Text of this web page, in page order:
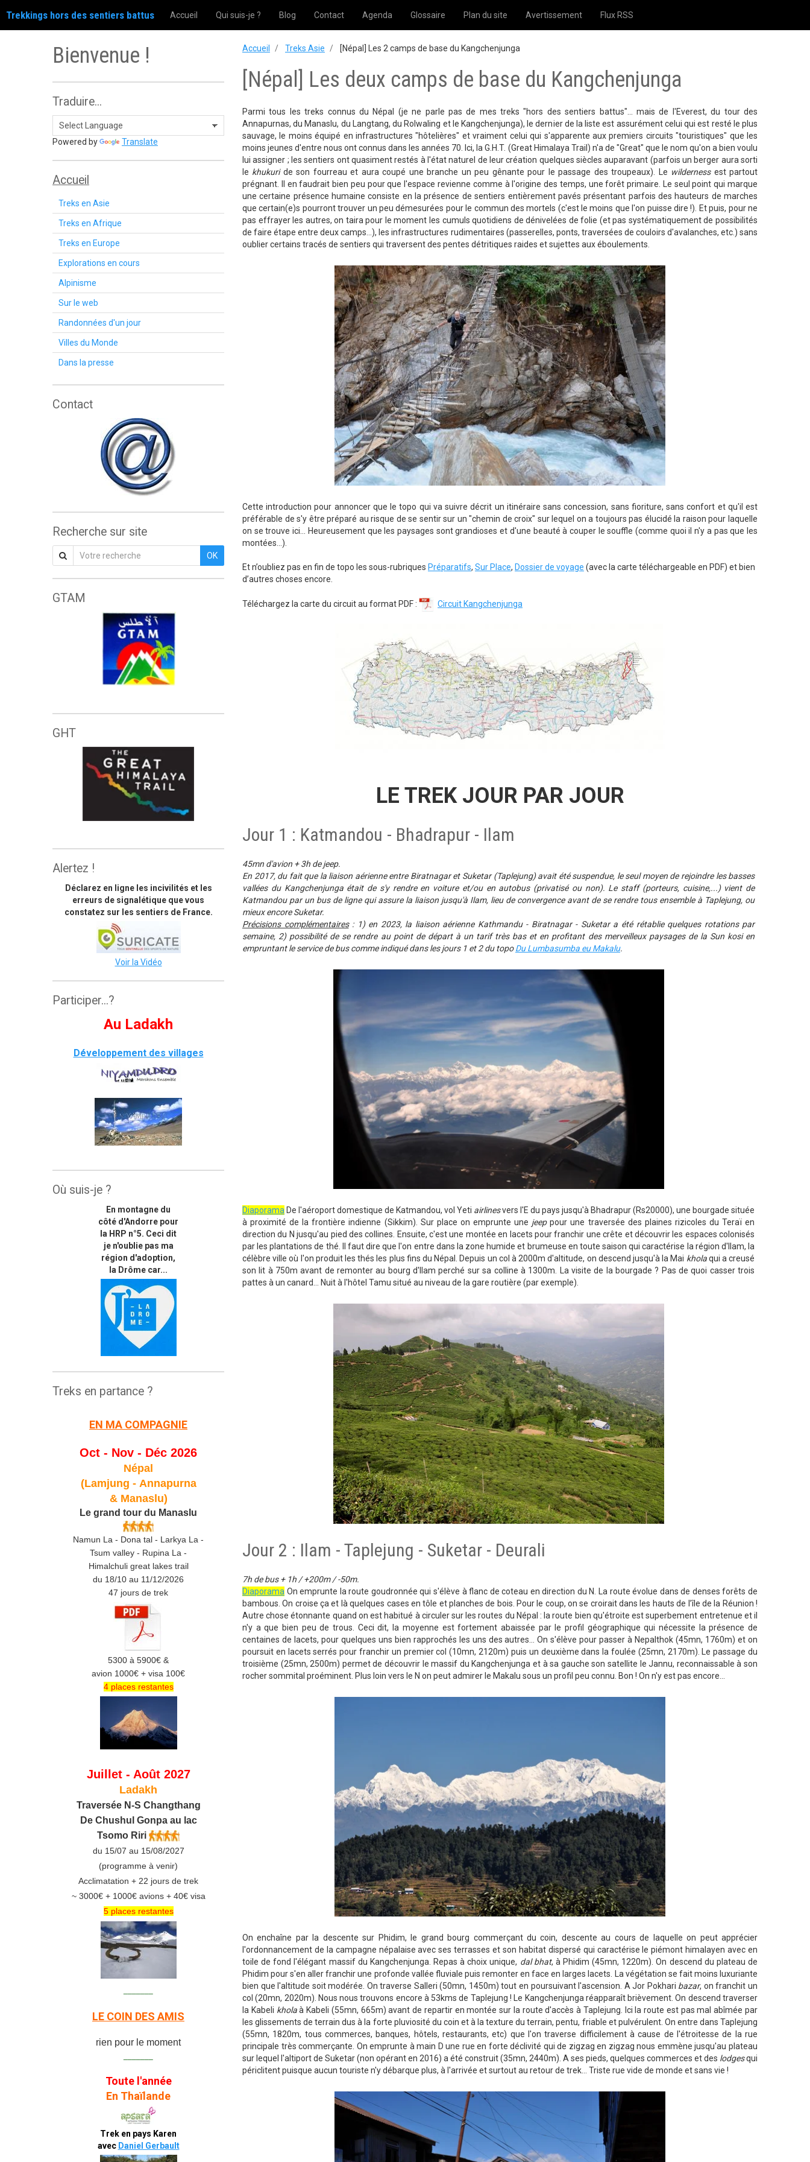
Trekkings hors des sentiers battus Accueil Qui suis-je ? Blog Contact Agenda Glossaire Plan du site Avertissement Flux RSS
Accueil Treks Asie [Népal] Les 2 camps de base du Kangchenjunga
[Népal] Les deux camps de base du Kangchenjunga
Parmi tous les treks connus du Népal (je ne parle pas de mes treks "hors des sentiers battus"... mais de l'Everest, du tour des
Annapurnas, du Manaslu, du Langtang, du Rolwaling et le Kangchenjunga), le dernier de la liste est assurément celui qui est resté le plus
sauvage, le moins équipé en infrastructures "hôtelières" et vraiment celui qui s'apparente aux premiers circuits "touristiques" que les
moins jeunes d'entre nous ont connus dans les années 70. Ici, la G.H.T. (Great Himalaya Trail) n'a de "Great" que le nom qu'on a bien voulu
lui assigner ; les sentiers ont quasiment restés à l'état naturel de leur création quelques siècles auparavant (parfois un berger aura sorti
le khukuride son fourreau et aura coupé une branche un peu gênante pour le passage des troupeaux). Le wildernessest partout
prégnant. Il en faudrait bien peu pour que l'espace revienne comme à l'origine des temps, une forêt primaire. Le seul point qui marque
une certaine présence humaine consiste en la présence de sentiers entièrement pavés présentant parfois des hauteurs de marches
que certain(e)s pourront trouver un peu démesurées pour le commun des mortels (c'est le moins que l'on puisse dire !). Et puis, pour ne
pas effrayer les autres, on taira pour le moment les cumuls quotidiens de dénivelées de folie (et pas systématiquement de possibilités
de faire étape entre deux camps...), les infrastructures rudimentaires (passerelles, ponts, traversées de couloirs d'avalanches, etc.) sans
oublier certains tracés de sentiers qui traversent des pentes détritiques raides et sujettes aux éboulements.
Cette introduction pour annoncer que le topo qui va suivre décrit un itinéraire sans concession, sans fioriture, sans confort et qu'il est
préférable de s'y être préparé au risque de se sentir sur un "chemin de croix" sur lequel on a toujours pas élucidé la raison pour laquelle
on se trouve ici... Heureusement que les paysages sont grandioses et d'une beauté à couper le souffle (comme quoi il n'y a pas que les
montées...).
Et n’oubliez pas en fin de topo les sous-rubriques Préparatifs, Sur Place, Dossier de voyage (avec la carte téléchargeable en PDF) et bien
d’autres choses encore.
Téléchargez la carte du circuit au format PDF : Circuit Kangchenjunga
LE TREK JOUR PAR JOUR
Jour 1 : Katmandou - Bhadrapur - Ilam
45mn d'avion + 3h de jeep.
En 2017, du fait que la liaison aérienne entre Biratnagar et Suketar (Taplejung) avait été suspendue, le seul moyen de rejoindre les basses
vallées du Kangchenjunga était de s'y rendre en voiture et/ou en autobus (privatisé ou non). Le staff (porteurs, cuisine,...) vient de
Katmandou par un bus de ligne qui assure la liaison jusqu'à Ilam, lieu de convergence avant de se rendre tous ensemble à Taplejung, ou
mieux encore Suketar.
Précisions complémentaires: 1) en 2023, la liaison aérienne Kathmandu - Biratnagar - Suketar a été rétablie quelques rotations par
semaine, 2) possibilité de se rendre au point de départ à un tarif très bas et en profitant des merveilleux paysages de la Sun kosi en
empruntant le service de bus comme indiqué dans les jours 1 et 2 du topoDu Lumbasumba eu Makalu.
Diaporama De l'aéroport domestique de Katmandou, vol Yeti airlinesvers l'E du pays jusqu'à Bhadrapur (Rs20000), une bourgade située
à proximité de la frontière indienne (Sikkim). Sur place on emprunte une jeeppour une traversée des plaines rizicoles du Teraï en
direction du N jusqu'au pied des collines. Ensuite, c'est une montée en lacets pour franchir une crête et découvrir les espaces colonisés
par les plantations de thé. Il faut dire que l'on entre dans la zone humide et brumeuse en toute saison qui caractérise la région d'Ilam, la
célèbre ville où l'on produit les thés les plus fins du Népal. Depuis un col à 2000m d'altitude, on descend jusqu'à la Mai kholaqui a creusé
son lit à 750m avant de remonter au bourg d'Ilam perché sur sa colline à 1300m. La visite de la bourgade ? Pas de quoi casser trois
pattes à un canard... Nuit à l'hôtel Tamu situé au niveau de la gare routière (par exemple).
Jour 2 : Ilam - Taplejung - Suketar - Deurali
7h de bus + 1h / +200m / -50m.
Diaporama On emprunte la route goudronnée qui s'élève à flanc de coteau en direction du N. La route évolue dans de denses forêts de
bambous. On croise ça et là quelques cases en tôle et planches de bois. Pour le coup, on se croirait dans les hauts de l’île de la Réunion !
Autre chose étonnante quand on est habitué à circuler sur les routes du Népal : la route bien qu'étroite est superbement entretenue et il
n'y a que bien peu de trous. Ceci dit, la moyenne est fortement abaissée par le profil géographique qui nécessite la présence de
centaines de lacets, pour quelques uns bien rapprochés les uns des autres... On s'élève pour passer à Nepalthok (45mn, 1760m) et on
poursuit en lacets serrés pour franchir un premier col (10mn, 2120m) puis un deuxième dans la foulée (25mn, 2170m). Le passage du
troisième (25mn, 2500m) permet de découvrir le massif du Kangchenjunga et à sa gauche son satellite le Jannu, reconnaissable à son
rocher sommital proéminent. Plus loin vers le N on peut admirer le Makalu sous un profil peu connu. Bon ! On n'y est pas encore...
On enchaîne par la descente sur Phidim, le grand bourg commerçant du coin, descente au cours de laquelle on peut apprécier
l'ordonnancement de la campagne népalaise avec ses terrasses et son habitat dispersé qui caractérise le piémont himalayen avec en
toile de fond l'élégant massif du Kangchenjunga. Repas à choix unique, dal bhat, à Phidim (45mn, 1220m). On descend du plateau de
Phidim pour s'en aller franchir une profonde vallée fluviale puis remonter en face en larges lacets. La végétation se fait moins luxuriante
bien que l'altitude soit modérée. On traverse Salleri (50mn, 1450m) tout en poursuivant l'ascension. A Jor Pokhari bazar, on franchit un
col (20mn, 2020m). Nous nous trouvons encore à 53kms de Taplejung ! Le Kangchenjunga réapparaît brièvement. On descend traverser
la Kabeli kholaà Kabeli (55mn, 665m) avant de repartir en montée sur la route d'accès à Taplejung. Ici la route est pas mal abîmée par
les glissements de terrain dus à la forte pluviosité du coin et à la texture du terrain, pentu, friable et pulvérulent. On entre dans Taplejung
(55mn, 1820m, tous commerces, banques, hôtels, restaurants, etc) que l'on traverse difficilement à cause de l'étroitesse de la rue
principale très commerçante. On emprunte à main D une rue en forte déclivité qui de zigzag en zigzag nous emmène jusqu'au plateau
sur lequel l'altiport de Suketar (non opérant en 2016) a été construit (35mn, 2440m). A ses pieds, quelques commerces et des lodgesqui
périclitent puisque aucun touriste n'y débarque plus, à l'arrivée et surtout au retour de trek... Triste rue vide de monde et sans vie !
Bienvenue !
Traduire...
Powered by Translate
Accueil
Treks en Asie
Treks en Afrique
Treks en Europe
Explorations en cours
Alpinisme
Sur le web
Randonnées d'un jour
Villes du Monde
Dans la presse
Contact
Recherche sur site
OK
GTAM
GHT
Alertez !
Déclarez en ligne les incivilités et les
erreurs de signalétique que vous
constatez sur les sentiers de France.
Voir la Vidéo
Participer...?
Au Ladakh
Développement des villages
Où suis-je ?
En montagne du
côté d'Andorre pour
la HRP n°5. Ceci dit
je n'oublie pas ma
région d'adoption,
la Drôme car...
Treks en partance ?
EN MA COMPAGNIE
Oct - Nov - Déc 2026
Népal
(Lamjung - Annapurna
& Manaslu)
Le grand tour du Manaslu
Namun La - Dona tal - Larkya La -
Tsum valley - Rupina La -
Himalchuli great lakes trail
du 18/10 au 11/12/2026
47 jours de trek
5300 à 5900€ &
avion 1000€ + visa 100€
4 places restantes
Juillet - Août 2027
Ladakh
Traversée N-S Changthang
De C hushul Gonpa au lac
Tsomo Riri
du 15/07 au 15/08/2027
(programme à venir)
Acclimatation + 22 jours de trek
~ 3000€ + 1000€ avions + 40€ visa
5 places restantes
LE COIN DES AMIS
rien pour le moment
Toute l'année
En Thaïlande
Trek en pays Karen
avec Daniel Gerbault